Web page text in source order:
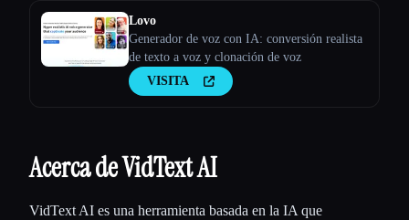
Lovo
Generador de voz con IA: conversión realista
de texto a voz y clonación de voz
VISITA
Acerca de VidText AI
VidText AI es una herramienta basada en la IA que